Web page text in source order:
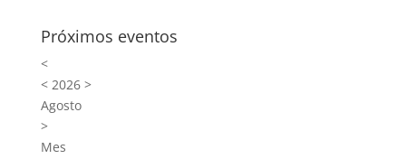
Próximos eventos
<
<2026 >
Agosto
>
Mes